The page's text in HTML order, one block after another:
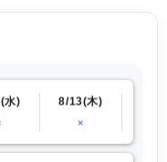
水) 8/13(木)
×